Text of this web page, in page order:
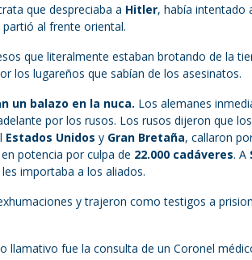
que despreciaba a Hitler, había intentado
al frente oriental.
que literalmente estaban brotando de la
los lugareños que sabían de los asesinatos.
un balazo en la nuca. Los alemanes
por los rusos. Los rusos dijeron que
Estados Unidos y Gran Bretaña, callaron
potencia por culpa de 22.000 cadáveres. A
importaba a los aliados.
y trajeron como testigos a
llamativo fue la consulta de un Coronel